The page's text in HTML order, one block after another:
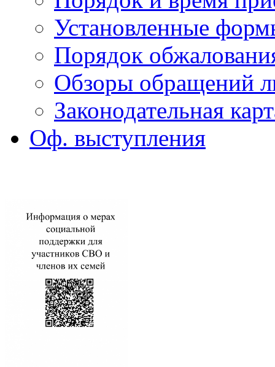
Установленные
Порядок
Обзоры обращений
Законодательная
Оф. выступления